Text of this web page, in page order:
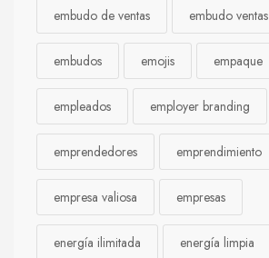
embudo de ventas embudo ventas
embudos emojis empaque
empleados employer branding
emprendedores emprendimiento
empresa valiosa empresas
energía ilimitada energía limpia